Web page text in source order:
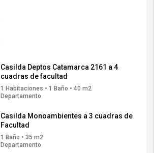
Casilda Deptos Catamarca 2161 a 4
cuadras de facultad
1 Habitaciones • 1 Baño • 40 m2
Departamento
Casilda Monoambientes a 3 cuadras de
Facultad
1 Baño • 35 m2
Departamento